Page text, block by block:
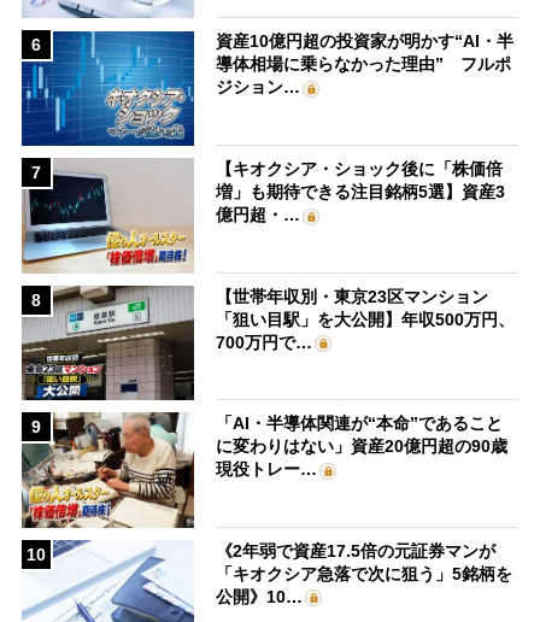
6
資産10億円超の投資家が明かす“AI・半
導体相場に乗らなかった理由” フルポ
ジション…
7
【キオクシア・ショック後に「株価倍
増」も期待できる注目銘柄5選】資産3
億円超・…
8
【世帯年収別・東京23区マンション
「狙い目駅」を大公開】年収500万円、
700万円で…
9
「AI・半導体関連が“本命”であること
に変わりはない」資産20億円超の90歳
現役トレー…
10
《2年弱で資産17.5倍の元証券マンが
「キオクシア急落で次に狙う」5銘柄を
公開》10…